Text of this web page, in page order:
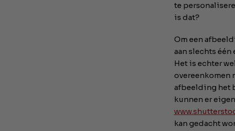
te
is dat?
Om een
aan slechts
Het is echter
overeenkomen
afbeelding het
kunnen er
kan gedacht